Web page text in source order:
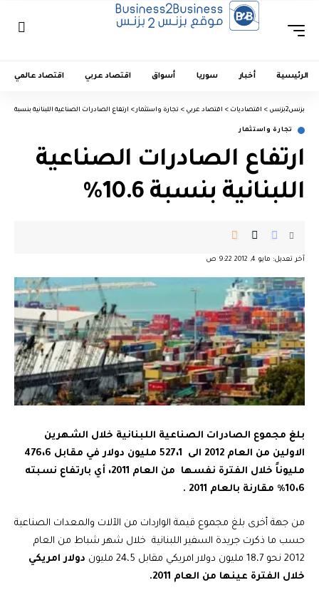
الرئيسية أخبار سوريا أسواق اقتصاد عربي اقتصاد عالمي
بزنس2بزنس > اقتصاديات > اقتصاد عربي > تجارة واستثمار > ارتفاع الصادرات الصناعية اللبنانية بنسبة 10.6%
تجارة واستثمار
ارتفاع الصادرات الصناعية
اللبنانية بنسبة 10.6%
آخر تعديل: مايو 4, 2012 9:22 ص
بلغ مجموع الصادرات الصناعية اللبنانية خلال الشهرين
الاولين من العام 2012 الى 527،1 مليون دولار في مقابل 476،6
مليوناً خلال الفترة نفسها من العام 2011، أي بارتفاع نسبته
10،6٪ مقارنة بالعام 2011 .
من جهة أخرى بلغ مجموع قيمة الواردات من الآلات والمعدات الصناعية
حسب ما ذكرت جريدة السفير اللبنانية خلال شهر شباط من العام
2012 نحو 18،7 مليون دولار امريكي مقابل 24،5 مليون
دولار امريكي
خلال الفترة عينها من العام 2011.